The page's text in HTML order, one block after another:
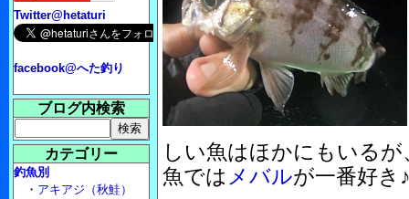
しい魚はほかにもいる
魚では メバルが一番好き
Twitter@hetaturi
facebook@へた釣り
ブログ内検索
カテゴリー
釣魚別
・ アキアジ（秋鮭）